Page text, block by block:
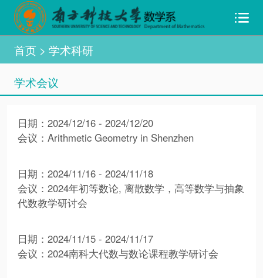
首页> 学术科研
学术会议
日期：2024/12/16 - 2024/12/20
会议：Arithmetic Geometry in Shenzhen
日期：2024/11/16 - 2024/11/18
会议：2024年初等数论, 离散数学，高等数学与抽象
代数教学研讨会
日期：2024/11/15 - 2024/11/17
会议：2024南科大代数与数论课程教学研讨会